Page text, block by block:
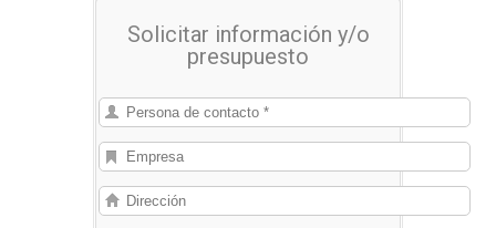
Solicitar información y/o
presupuesto